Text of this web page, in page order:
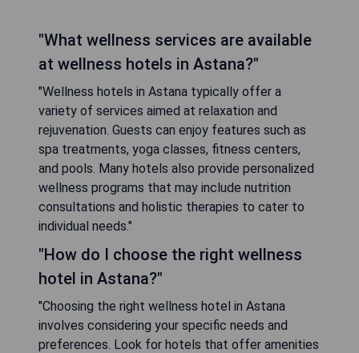
"What wellness services are available
at wellness hotels in Astana?"
"Wellness hotels in Astana typically offer a
variety of services aimed at relaxation and
rejuvenation. Guests can enjoy features such as
spa treatments, yoga classes, fitness centers,
and pools. Many hotels also provide personalized
wellness programs that may include nutrition
consultations and holistic therapies to cater to
individual needs."
"How do I choose the right wellness
hotel in Astana?"
"Choosing the right wellness hotel in Astana
involves considering your specific needs and
preferences. Look for hotels that offer amenities